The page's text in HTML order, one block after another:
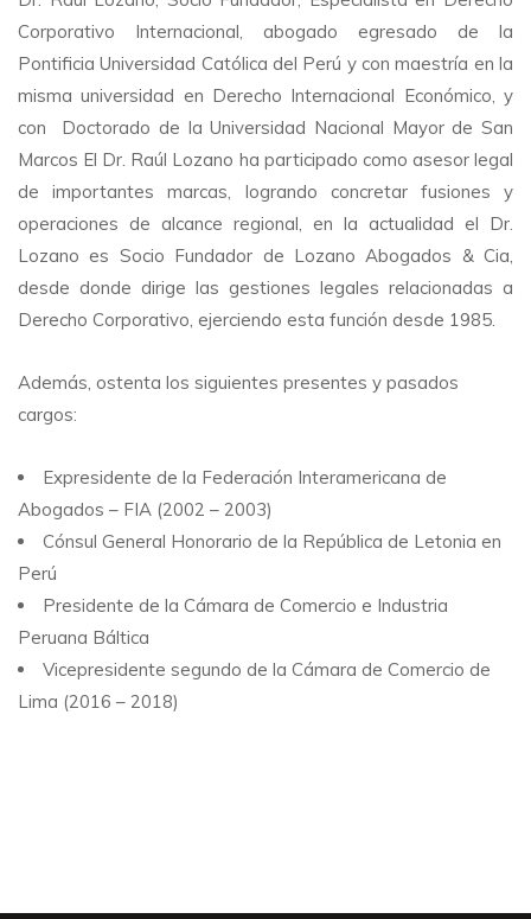
Corporativo Internacional, abogado egresado de la
Pontificia Universidad Católica del Perú y con maestría en la
misma universidad en Derecho Internacional Económico, y
con Doctorado de la Universidad Nacional Mayor de San
Marcos El Dr. Raúl Lozano ha participado como asesor legal
de importantes marcas, logrando concretar fusiones y
operaciones de alcance regional, en la actualidad el Dr.
Lozano es Socio Fundador de Lozano Abogados & Cia,
desde donde dirige las gestiones legales relacionadas a
Derecho Corporativo, ejerciendo esta función desde 1985.
Además, ostenta los siguientes presentes y pasados
cargos:
Expresidente de la Federación Interamericana de
Abogados – FIA (2002 – 2003)
Cónsul General Honorario de la República de Letonia en
Perú
Presidente de la Cámara de Comercio e Industria
Peruana Báltica
Vicepresidente segundo de la Cámara de Comercio de
Lima (2016 – 2018)